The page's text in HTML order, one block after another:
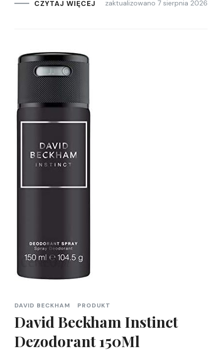
CZYTAJ WIĘCEJ zaktualizowano 7 sierpnia 2026
DAVID BECKHAM PRODUKT
David Beckham Instinct
Dezodorant 150Ml